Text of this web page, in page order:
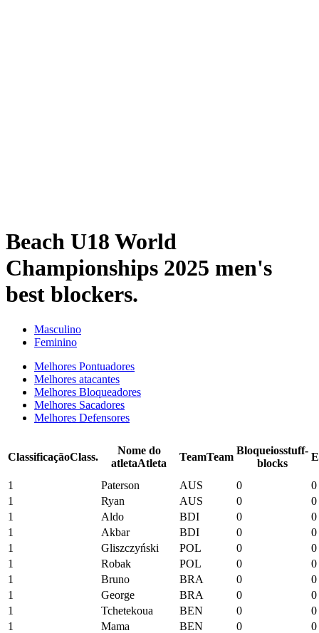
Beach U18 World
Championships 2025 men's
best blockers.
Masculino
Feminino
Melhores Pontuadores
Melhores atacantes
Melhores Bloqueadores
Melhores Sacadores
Melhores Defensores
ClassificaçãoClass.
Nome do
atletaAtleta
TeamTeam
Bloqueiosstuff-
blocks
1 Paterson AUS 0
0
1
Ryan AUS 0
0
1
Aldo BDI 0
0
1
Akbar BDI 0
0
1
Gliszczyński POL 0
0
1
Robak POL 0
0
1
Bruno BRA 0
0
1
George BRA 0
0
1
Tchetekoua BEN 0
0
1
Mama BEN 0
0